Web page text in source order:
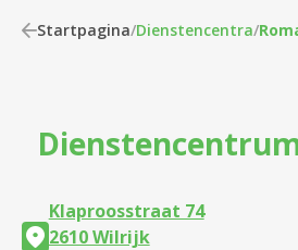
Startpagina/Dienstencentra/
Klaproosstraat 74
2610 Wilrijk